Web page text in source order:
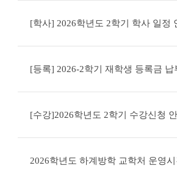
[학사] 2026학년도 2학기 학사 일정
[수강]2026학년도 2학기 수강신청
2026학년도 하계방학 교학처 운영시